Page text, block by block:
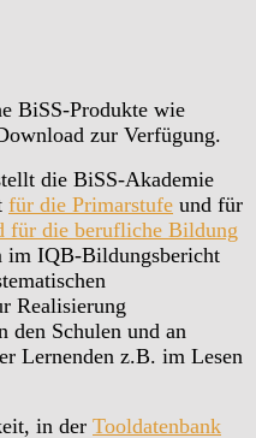
BiSS-Produkte wie
zur Verfügung.
die BiSS-Akademie
für die Primarstufe und für
für die berufliche Bildung
im IQB-Bildungsbericht
Realisierung
den Schulen und an
Lernenden z.B. im Lesen
in der Tooldatenbank